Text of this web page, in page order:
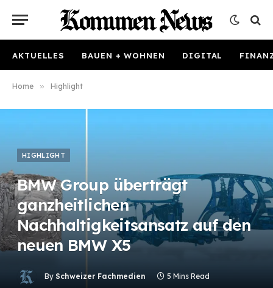
AKTUELLES BAUEN + WOHNEN DIGITAL
Home » Highlight
HIGHLIGHT
BMW Group überträgt
ganzheitlichen
Nachhaltigkeitsansatz auf den
neuen BMW X5
By Schweizer Fachmedien 5 Mins Read